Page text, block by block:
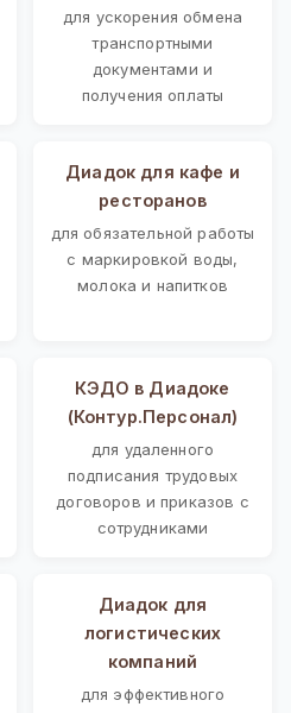
для ускорения обмена
транспортными
документами и
получения оплаты
Диадок для кафе и
ресторанов
для обязательной работы
с маркировкой воды,
молока и напитков
КЭДО в Диадоке
(Контур.Персонал)
для удаленного
подписания трудовых
договоров и приказов с
сотрудниками
Диадок для
логистических
компаний
для эффективного